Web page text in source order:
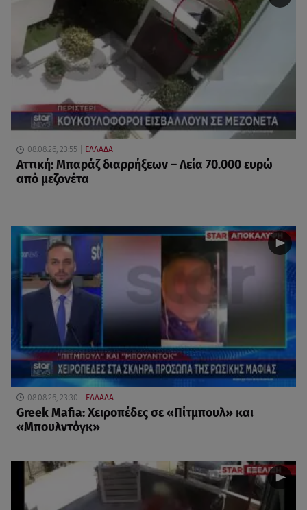
08.08.26, 23:55 ΕΛΛΑΔΑ
Αττική: Μπαράζ διαρρήξεων – Λεία 70.000 ευρώ
από μεζονέτα
08.08.26, 23:30 ΕΛΛΑΔΑ
Greek Mafia: Χειροπέδες σε «Πίτμπουλ» και
«Μπουλντόγκ»